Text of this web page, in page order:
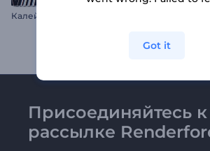
Калейдоскоп моды
Присоединяйтесь к
рассылке
Got it